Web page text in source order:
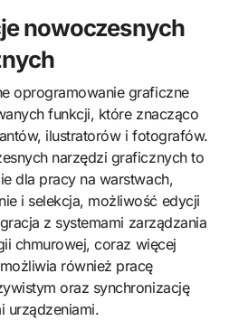
nowoczesnych
oprogramowanie graficzne
funkcji, które znacząco
ilustratorów i fotografów.
narzędzi graficznych to
dla pracy na warstwach,
i selekcja, możliwość edycji
z systemami zarządzania
chmurowej, coraz więcej
również pracę
oraz synchronizację
urządzeniami.